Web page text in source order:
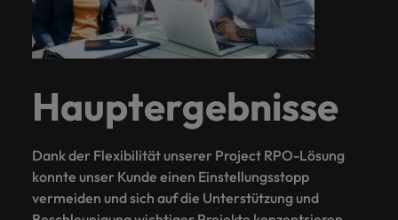
Hauptergebnisse
Dank der Flexibilität unserer Project RPO-Lösung
konnte unser Kunde einen Einstellungsstopp
vermeiden und sich auf die Unterstützung und